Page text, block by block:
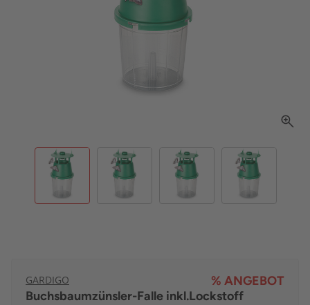
GARDIGO
% ANGEBOT
Buchsbaumzünsler-Falle inkl.Lockstoff